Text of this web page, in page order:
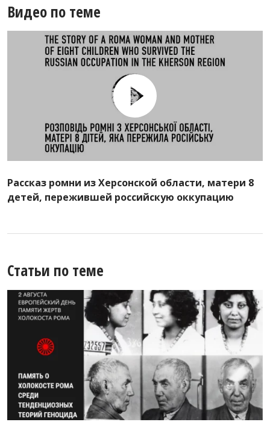
Видео по теме
Рассказ ромни из Херсонской области, матери 8
детей, пережившей российскую оккупацию
Статьи по теме